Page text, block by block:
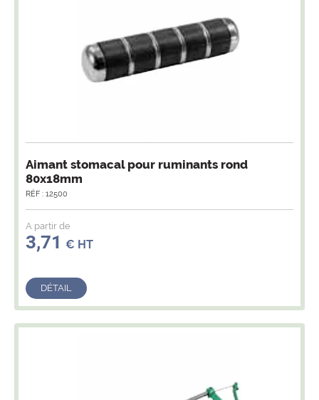
Aimant stomacal pour ruminants rond
80x18mm
RÉF : 12500
A partir de
3,71 € HT
DÉTAIL